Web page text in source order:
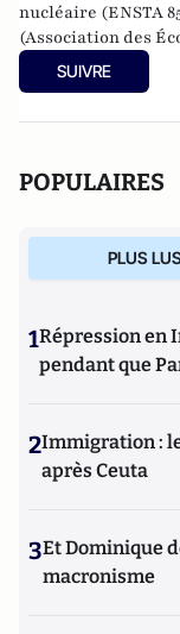
nucléaire (ENSTA
(Association des
SUIVRE
POPULAIRES
PLUS
1Répression en
pendant que
2Immigration :
après Ceuta
3Et Dominique
macronisme